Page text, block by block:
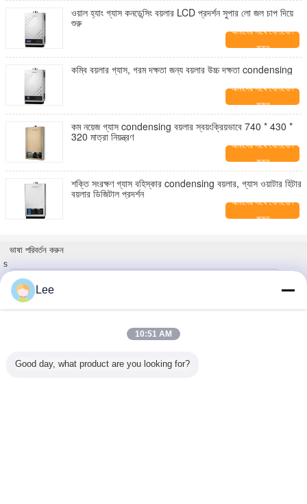
ওয়াল হ্যাং গ্যাস কনডেন্সিং বয়লার LCD প্রদর্শন সুপার লো জল চাপ দিয়ে
শুরু
আমাদের সাথে যোগাযোগ
করুন
কম্বি বয়লার গ্যাস, গরম দক্ষতা জন্য বয়লার উচ্চ দক্ষতা condensing
আমাদের সাথে যোগাযোগ
করুন
কম নয়েজ গ্যাস condensing বয়লার স্বয়ংক্রিয়ভাবে 740 * 430 *
320 মাত্রা নিয়ন্ত্রণ
আমাদের সাথে যোগাযোগ
করুন
শক্তি সংরক্ষণ গ্যাস বহিস্কার condensing বয়লার, গ্যাস ওয়াটার হিটার
বয়লার ডিজিটাল প্রদর্শন
আমাদের সাথে যোগাযোগ
করুন
ভাষা পরিবর্তন করুন
s
Bengali
ডেস্কটপ দেখুন
Lee
10:51 AM
Good day, what product are you looking for?